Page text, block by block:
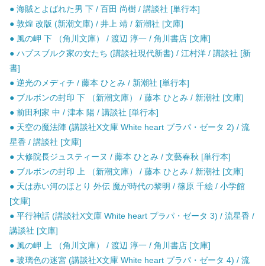
● 海賊とよばれた男 下 / 百田 尚樹 / 講談社 [単行本]
● 敦煌 改版 (新潮文庫) / 井上 靖 / 新潮社 [文庫]
● 風の岬 下 （角川文庫） / 渡辺 淳一 / 角川書店 [文庫]
● ハプスブルク家の女たち (講談社現代新書) / 江村洋 / 講談社 [新
書]
● 逆光のメディチ / 藤本 ひとみ / 新潮社 [単行本]
● ブルボンの封印 下 （新潮文庫） / 藤本 ひとみ / 新潮社 [文庫]
● 前田利家 中 / 津本 陽 / 講談社 [単行本]
● 天空の魔法陣 (講談社X文庫 White heart プラパ・ゼータ 2) / 流
星香 / 講談社 [文庫]
● 大修院長ジュスティーヌ / 藤本 ひとみ / 文藝春秋 [単行本]
● ブルボンの封印 上 （新潮文庫） / 藤本 ひとみ / 新潮社 [文庫]
● 天は赤い河のほとり 外伝 魔が時代の黎明 / 篠原 千絵 / 小学館
[文庫]
● 平行神話 (講談社X文庫 White heart プラパ・ゼータ 3) / 流星香 /
講談社 [文庫]
● 風の岬 上 （角川文庫） / 渡辺 淳一 / 角川書店 [文庫]
● 玻璃色の迷宮 (講談社X文庫 White heart プラパ・ゼータ 4) / 流